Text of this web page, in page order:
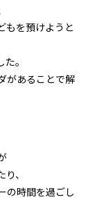
もを預けようと
。
があることで解
、
の時間を過ごし